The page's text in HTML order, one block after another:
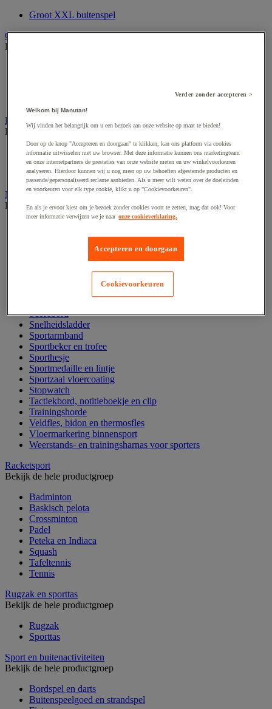
Groot XXL buitenspel
Gymnastiek en artistieke sport
Bekijk de hele productgroep
Krachttraining en fitness
Bekijk de hele productgroep
Fitnessapparaat
Fitnessapparaat
Yoga, pilates en gymnastiek
Multi sportuitrusting en accessoires
Bekijk de hele productgroep
Grondmarkering voor sporttraining
Hoepel en slalomstok
Klimtouw en mat
Markeerkegel en pion
Scorebord
Snelheidsladder
Sportarmband
Sportbeker en trofee
Sporthesje
Sportmedaille en lintje
Sportzaal vloercoating
Stopwatch
Tactiekbord, notitieboekje en clip
Trainingshorde
Veldfles, bidon en thermosfles
Vloermarkering binnensport
Weerstands- en trainingsharnas voor sporters
Racketsport
Bekijk de hele productgroep
Badminton
Baskisch pelota
Crossminton
Padel
Peteka en Indiaca
Squash
Tafeltennis
Tennis
Rugzak en sporttas
Bekijk de hele productgroep
Rugzak
Sporttas
Sport en buitenactiviteiten
Bekijk de hele productgroep
Bordspel en darts
Buitenspeelgoed en strandspel
Verder zonder accepteren >
Welkom bij Manutan!
Wij vinden het belangrijk om u een bezoek aan onze website op maat te bieden!
Door op de knop "Accepteren en doorgaan" te klikken, kan ons platform via cookies
informatie uitwisselen met uw browser. Met deze informatie kunnen ons marketingteam
en onze internetpartners de prestaties van onze website meten en uw winkelvoorkeuren
analyseren. Hierdoor kunnen wij u nog meer op uw behoeften afgestemde producten en
passende/gepersonaliseerd reclame aanbieden. Als u meer wilt weten over de doeleinden
en voorkeuren voor elk type cookie, klikt u op "Cookievoorkeuren".
En als je ervoor kiest om je bezoek zonder cookies voort te zetten, mag dat ook! Voor
meer informatie verwijzen we je naar onze cookieverklaring.
Accepteren en doorgaan
Cookievoorkeuren